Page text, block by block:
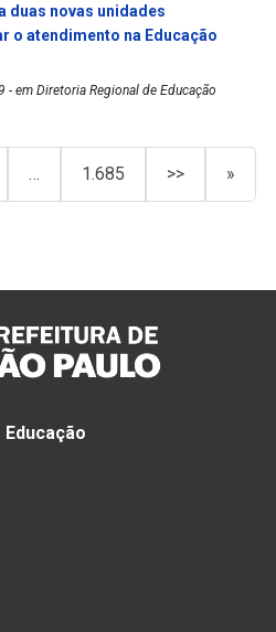
duas novas unidades
o atendimento na Educação
em Diretoria Regional de Educação
… 1.685 >> »